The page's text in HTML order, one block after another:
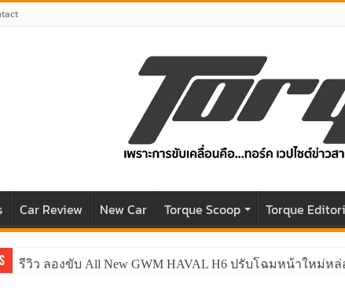
Car Review New Car Torque Scoop Torque
รีวิว ลองขับ All New GWM HAVAL H6 ปรับโฉมหน้าใหม่ห
คาราวาน ISUZU 2.2 Ddi MAXFORCE ท่องเที่ยวสัมผัสปร